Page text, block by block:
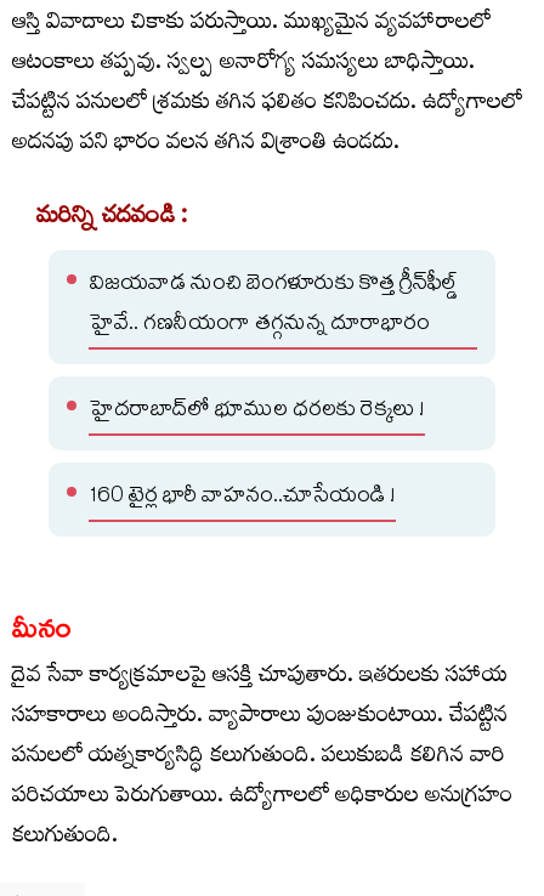
ఆస్తి వివాదాలు చికాకు పరుస్తాయి. ముఖ్యమైన వ్యవహారాలలో
ఆటంకాలు తప్పవు. స్వల్ప అనారోగ్య సమస్యలు బాధిస్తాయి.
చేపట్టిన పనులలో శ్రమకు తగిన ఫలితం కనిపించదు. ఉద్యోగాలలో
అదనపు పని భారం వలన తగిన విశ్రాంతి ఉండదు.
మరిన్ని చదవండి :
విజయవాడ నుంచి బెంగళూరుకు కొత్త గ్రీన్‌ఫీల్డ్‌
హైవే.. గణనీయంగా తగ్గనున్న దూరాభారం
హైదరాబాద్‌లో భూముల ధరలకు రెక్కలు !
160 టైర్ల భారీ వాహనం..చూసేయండి !
మీనం
దైవ సేవా కార్యక్రమాలపై ఆసక్తి చూపుతారు. ఇతరులకు సహాయ
సహకారాలు అందిస్తారు. వ్యాపారాలు పుంజుకుంటాయి. చేపట్టిన
పనులలో యత్నకార్యసిద్ధి కలుగుతుంది. పలుకుబడి కలిగిన వారి
పరిచయాలు పెరుగుతాయి. ఉద్యోగాలలో అధికారుల అనుగ్రహం
కలుగుతుంది.